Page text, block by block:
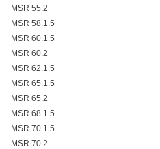
MSR 55.2
MSR 58.1.5
MSR 60.1.5
MSR 60.2
MSR 62.1.5
MSR 65.1.5
MSR 65.2
MSR 68.1.5
MSR 70.1.5
MSR 70.2